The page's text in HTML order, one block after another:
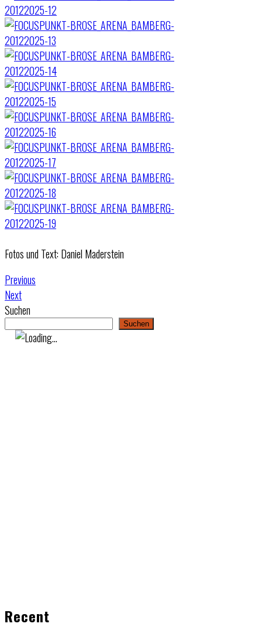
Fotos und Text: Daniel Maderstein
Previous
Next
Suchen
Suchen
Recent